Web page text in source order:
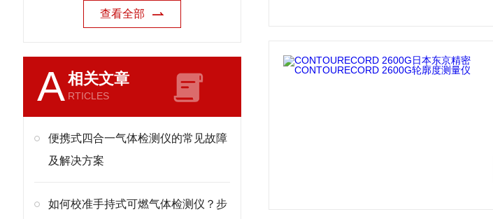
查看全部
A相关文章
RTICLES
便携式四合一气体检测仪的常见故障
及解决方案
如何校准手持式可燃气体检测仪？步